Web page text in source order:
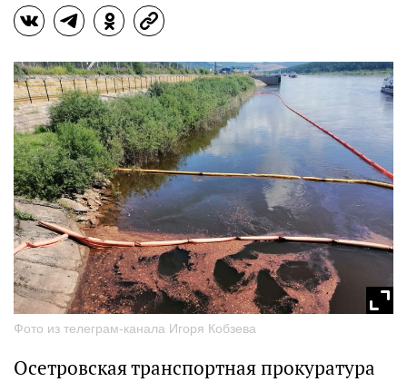
Фото из телеграм-канала Игоря Кобзева
Осетровская транспортная прокуратура